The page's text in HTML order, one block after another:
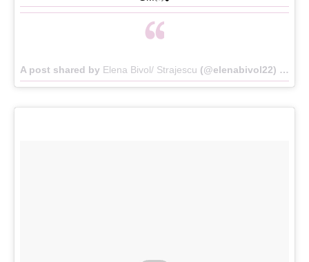
A post shared by Elena Bivol/ Strajescu (@elenabivol22) on